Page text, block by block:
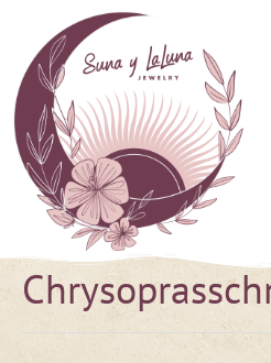
Inhalt
springen